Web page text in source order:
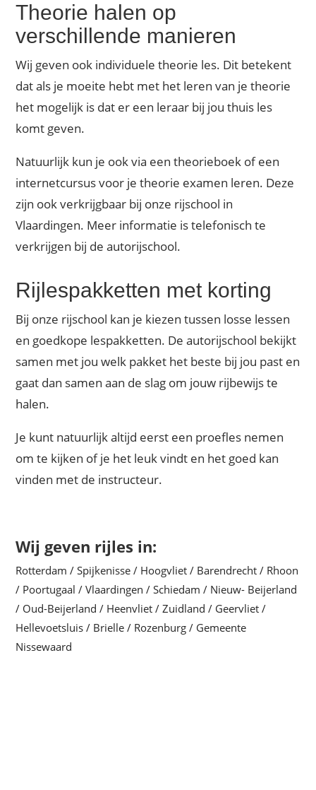
Theorie halen op
verschillende manieren
Wij geven ook individuele theorie les. Dit betekent
dat als je moeite hebt met het leren van je theorie
het mogelijk is dat er een leraar bij jou thuis les
komt geven.
Natuurlijk kun je ook via een theorieboek of een
internetcursus voor je theorie examen leren. Deze
zijn ook verkrijgbaar bij onze rijschool in
Vlaardingen. Meer informatie is telefonisch te
verkrijgen bij de autorijschool.
Rijlespakketten met korting
Bij onze rijschool kan je kiezen tussen losse lessen
en goedkope lespakketten. De autorijschool bekijkt
samen met jou welk pakket het beste bij jou past en
gaat dan samen aan de slag om jouw rijbewijs te
halen.
Je kunt natuurlijk altijd eerst een proefles nemen
om te kijken of je het leuk vindt en het goed kan
vinden met de instructeur.
Wij geven rijles in:
Rotterdam / Spijkenisse / Hoogvliet / Barendrecht / Rhoon
/ Poortugaal / Vlaardingen / Schiedam / Nieuw- Beijerland
/ Oud-Beijerland / Heenvliet / Zuidland / Geervliet /
Hellevoetsluis / Brielle / Rozenburg / Gemeente
Nissewaard